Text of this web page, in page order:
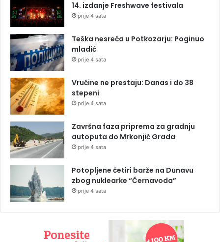
14. izdanje Freshwave festivala
prije 4 sata
Teška nesreća u Potkozarju: Poginuo
mladić
prije 4 sata
Vrućine ne prestaju: Danas i do 38
stepeni
prije 4 sata
Završna faza priprema za gradnju
autoputa do Mrkonjić Grada
prije 4 sata
Potopljene četiri barže na Dunavu
zbog nuklearke “Černavoda”
prije 4 sata